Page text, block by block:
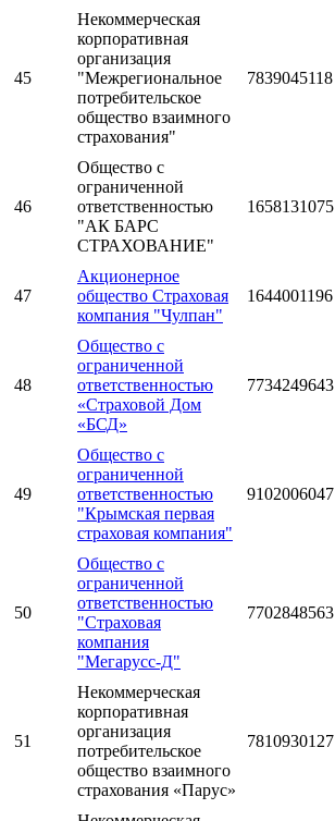
45
Некоммерческая
корпоративная
организация
"Межрегиональное
потребительское
общество взаимного
страхования"
7839045118
46
Общество с
ограниченной
ответственностью
"АК БАРС
СТРАХОВАНИЕ"
1658131075
47
Акционерное
общество Страховая
компания "Чулпан"
1644001196
48
Общество с
ограниченной
ответственностью
«Страховой Дом
«БСД»
7734249643
49
Общество с
ограниченной
ответственностью
"Крымская первая
страховая компания"
9102006047
50
Общество с
ограниченной
ответственностью
"Страховая
компания
"Мегарусс-Д"
7702848563
51
Некоммерческая
корпоративная
организация
потребительское
общество взаимного
страхования «Парус»
7810930127